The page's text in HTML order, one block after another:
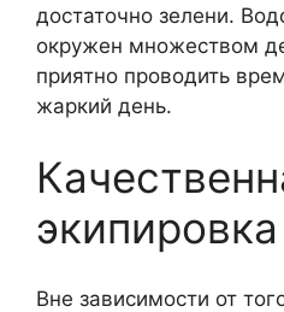
достаточно зелени.
окружен множеством
приятно проводить
жаркий день.
экипировка
Вне зависимости от